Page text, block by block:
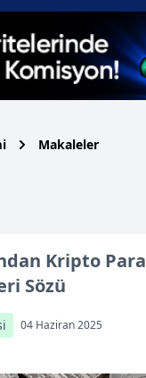
Makaleler
Kripto Para
Sözü
04 Haziran 2025